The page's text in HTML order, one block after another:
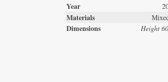
Year
Materials
Dimensions Height